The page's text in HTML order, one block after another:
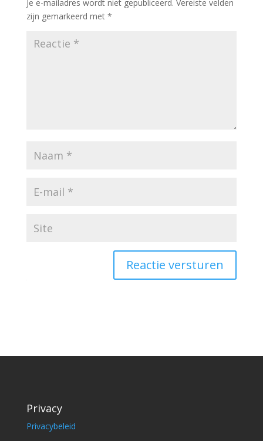
Je e-mailadres wordt niet gepubliceerd. Vereiste velden
zijn gemarkeerd met *
Reactie versturen
Privacy
Privacybeleid